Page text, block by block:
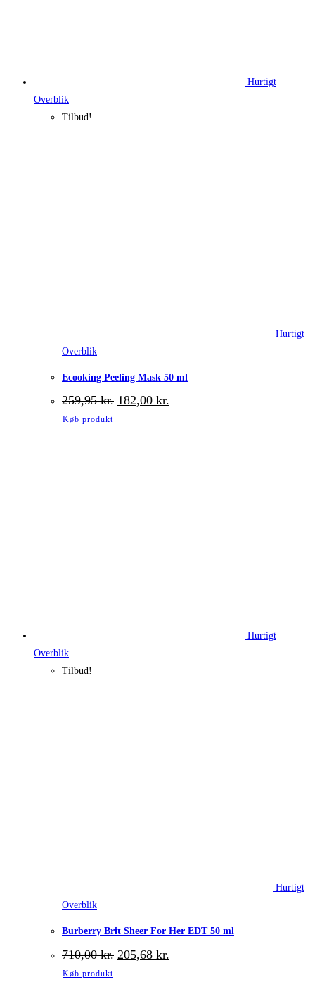
Hurtigt
Overblik
Tilbud!
Hurtigt
Overblik
Ecooking Peeling Mask 50 ml
259,95kr. Den
oprindelige
182,00 kr.
Køb produkt
Hurtigt
Overblik
Tilbud!
Hurtigt
Overblik
Burberry Brit Sheer For Her EDT 50 ml
710,00kr. Den
oprindelige
205,68 kr.
aktuelle
Køb produkt